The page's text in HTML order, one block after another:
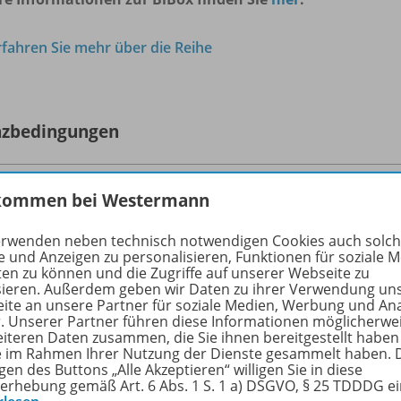
Sie mehr über die Reihe
Einzellizenz für Schüler/-innen (1 Schuljahr) -
der BiBox-Einzellizenz für Schüler/-innen ist nur für
der Westermann Gruppe möglich. Eine
durch einen einzelnen Nutzer (Lehrkraft, Schülerin
Die Nutzer können mit der installierten
Lizenz für Lehrerinnen und Lehrer lassen sich
der Westermann Gruppe einrichten und
sich nicht selbst einen Benutzer-Account bei der
bei Westermann
neben technisch notwendigen Cookies auch
und Anzeigen zu personalisieren, Funktionen für soziale
zu können und die Zugriffe auf unserer Webseite zu
Außerdem geben wir Daten zu ihrer Verwendung
an unsere Partner für soziale Medien, Werbung und
Unserer Partner führen diese Informationen
Daten zusammen, die Sie ihnen bereitgestellt
im Rahmen Ihrer Nutzung der Dienste gesammelt haben.
des Buttons „Alle Akzeptieren“ willigen Sie in diese
gemäß Art. 6 Abs. 1 S. 1 a) DSGVO, § 25 TDDDG